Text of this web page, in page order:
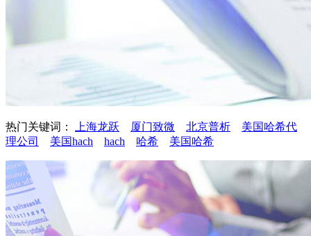
热门关键词： 上海龙跃 厦门致微 北京普析
美国哈希代
理公司
美国hach hach 哈希 美国哈希